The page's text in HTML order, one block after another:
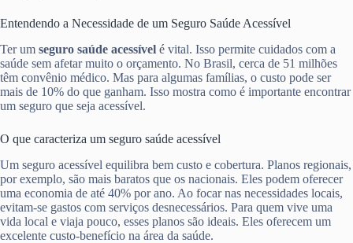
Entendendo a Necessidade de um Seguro Saúde Acessível
Ter um seguro saúde acessível é vital. Isso permite cuidados com a
saúde sem afetar muito o orçamento. No Brasil, cerca de 51 milhões
têm convênio médico. Mas para algumas famílias, o custo pode ser
mais de 10% do que ganham. Isso mostra como é importante encontrar
um seguro que seja acessível.
O que caracteriza um seguro saúde acessível
Um seguro acessível equilibra bem custo e cobertura. Planos regionais,
por exemplo, são mais baratos que os nacionais. Eles podem oferecer
uma economia de até 40% por ano. Ao focar nas necessidades locais,
evitam-se gastos com serviços desnecessários. Para quem vive uma
vida local e viaja pouco, esses planos são ideais. Eles oferecem um
excelente custo-benefício na área da saúde.